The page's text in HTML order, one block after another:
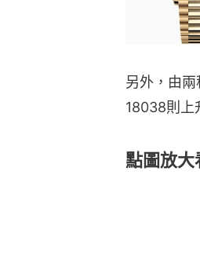
另外，由
18038則上
點圖放